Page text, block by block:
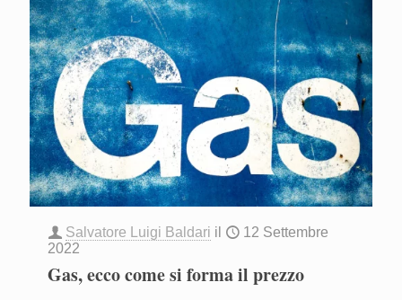
Salvatore Luigi Baldari il
12 Settembre
2022
Gas, ecco come si forma il prezzo